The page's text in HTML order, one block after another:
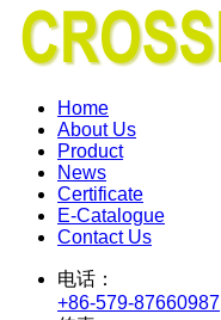
Home
About Us
Product
News
Certificate
E-Catalogue
Contact Us
电话：
+86-579-87660987